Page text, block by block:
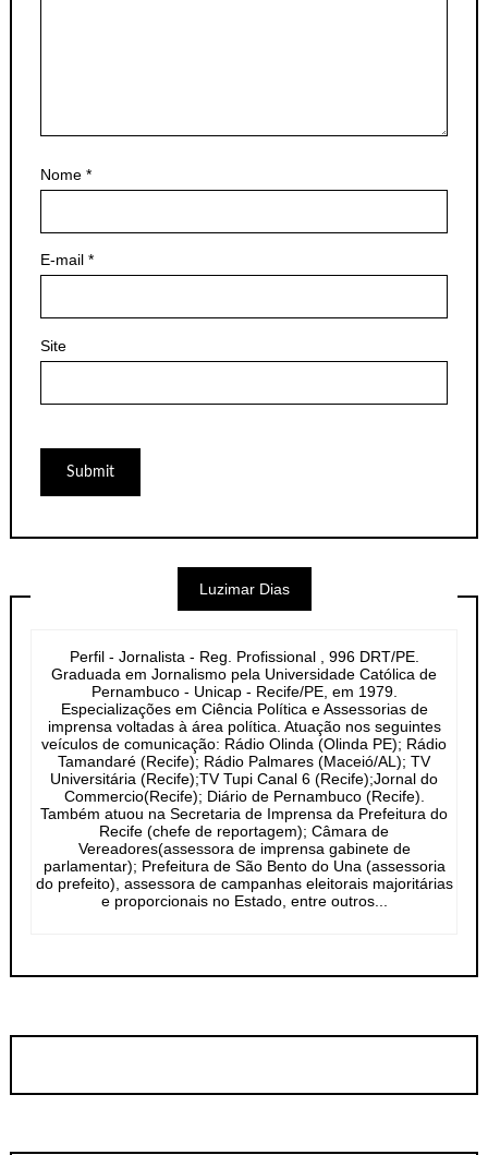
Nome *
E-mail *
Site
Luzimar Dias
Perfil - Jornalista - Reg. Profissional , 996 DRT/PE.
Graduada em Jornalismo pela Universidade Católica de
Pernambuco - Unicap - Recife/PE, em 1979.
Especializações em Ciência Política e Assessorias de
imprensa voltadas à área política. Atuação nos seguintes
veículos de comunicação: Rádio Olinda (Olinda PE); Rádio
Tamandaré (Recife); Rádio Palmares (Maceió/AL); TV
Universitária (Recife);TV Tupi Canal 6 (Recife);Jornal do
Commercio(Recife); Diário de Pernambuco (Recife).
Também atuou na Secretaria de Imprensa da Prefeitura do
Recife (chefe de reportagem); Câmara de
Vereadores(assessora de imprensa gabinete de
parlamentar); Prefeitura de São Bento do Una (assessoria
do prefeito), assessora de campanhas eleitorais majoritárias
e proporcionais no Estado, entre outros...